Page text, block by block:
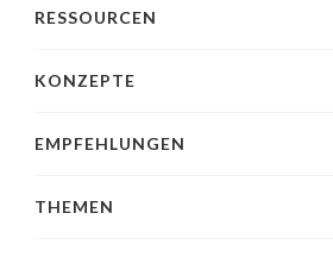
RESSOURCEN
KONZEPTE
EMPFEHLUNGEN
THEMEN